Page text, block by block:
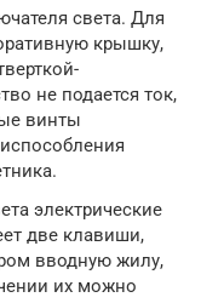
света. Для
крышку,
не подается ток,
винты
электрические
две клавиши,
вводную жилу,
их можно